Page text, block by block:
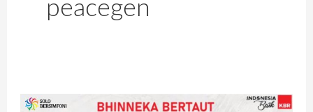
peacegen
Bhinneka